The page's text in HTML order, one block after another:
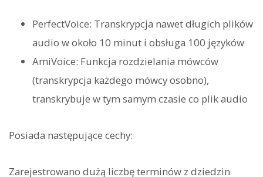
PerfectVoice: Transkrypcja nawet długich plików
audio w około 10 minut i obsługa 100 języków
AmiVoice: Funkcja rozdzielania mówców
(transkrypcja każdego mówcy osobno),
transkrybuje w tym samym czasie co plik audio
Posiada następujące cechy:
Zarejestrowano dużą liczbę terminów z dziedzin